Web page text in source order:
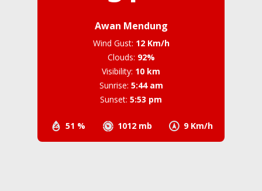
Awan Mendung
51 % 1012 mb 9 Km/h
Wind Gust: 12 Km/h
Clouds: 92%
Visibility: 10 km
Sunrise: 5:44 am
Sunset: 5:53 pm